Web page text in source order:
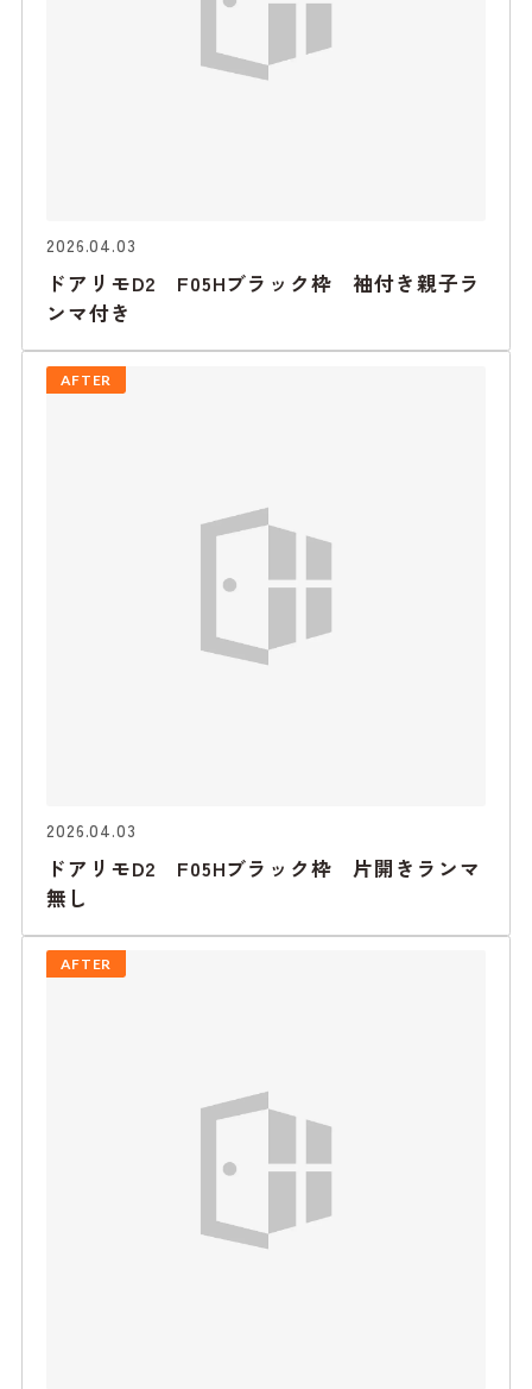
2026.04.03
ドアリモD2 F05Hブラック枠 袖付き親子ラ
ンマ付き
AFTER
2026.04.03
ドアリモD2 F05Hブラック枠 片開きランマ
無し
AFTER